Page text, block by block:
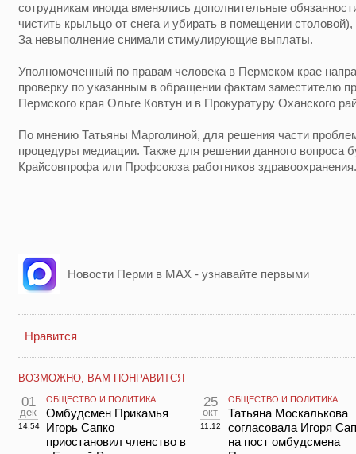
сотрудникам иногда вменялись дополнительные
чистить крыльцо от снега и убирать в помещении
За невыполнение снимали стимулирующие выплаты.
Уполномоченный по правам человека в Пермском крае
проверку по указанным в обращении фактам заместителю
Пермского края Ольге Ковтун и в Прокуратуру Оханского
По мнению Татьяны Марголиной, для решения части
процедуры медиации. Также для решении данного вопроса
Крайсовпрофа или Профсоюза работников здравоохранения.
Новости Перми в MAX - узнавайте первыми
Нравится
ВОЗМОЖНО, ВАМ ПОНРАВИТСЯ
01
дек
14:54
ОБЩЕСТВО И ПОЛИТИКА
Омбудсмен Прикамья
Игорь Сапко
приостановил членство в
25
окт
11:12
ОБЩЕСТВО И ПОЛИТИКА
Татьяна Москалькова
согласовала Игоря
на пост омбудсмена